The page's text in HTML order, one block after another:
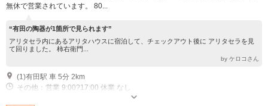
無休で営業されています。 80...
“有田の陶器が1箇所で見られます”
アリタセラ内にあるアリタハウスに宿泊して、チェックアウト後に アリタセラを見
て回りました。 柿右衛門...
by ケロコさん
(1)有田駅 車 5分 2km
その他：営業 9:00?17:00 休業 なし